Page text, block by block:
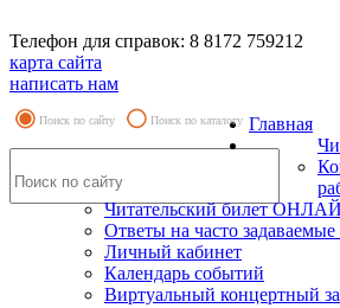
Телефон для справок: 8 8172 759212
карта сайта
написать нам
Поиск по сайту Поиск по каталогу Главная
Читательский билет
Ответы на часто
Личный кабинет
Календарь событий
Виртуальный концертный